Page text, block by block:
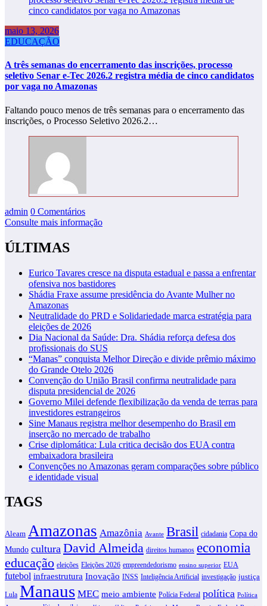
maio 13, 2026
EDUCAÇÃO
A três semanas do encerramento das inscrições, processo
seletivo Senar e-Tec 2026.2 registra média de cinco candidatos
por vaga no Amazonas
Faltando pouco menos de três semanas para o encerramento das
inscrições, o Processo Seletivo 2026.2…
admin 0 Comentários
Consulte mais informação
ÚLTIMAS
Eurico Tavares cresce na disputa estadual e passa a enfrentar
ofensiva nos bastidores
Shádia Fraxe assume presidência do Avante Mulher no
Amazonas
Neutralidade do PRD e Solidariedade marca estratégia para
eleições de 2026
Dia Nacional da Saúde: Dra. Shádia reforça defesa dos
profissionais do SUS
“Manas” conquista Melhor Direção e divide prêmio máximo
do Grande Otelo 2026
Convenção do União Brasil confirma neutralidade para
disputa presidencial de 2026
Governo Milei defende flexibilização da venda de terras para
investidores estrangeiros
Sine Manaus registra melhor desempenho do Brasil em
inserção no mercado de trabalho
Crise diplomática: Lula critica decisão dos EUA contra
embaixadora brasileira
Convenções no Amazonas geram comparações sobre público
e identidade visual
TAGS
Aleam Amazonas Amazônia Avante Brasil cidadania Copa do
Mundo cultura David Almeida direitos humanos economia
educação eleições Eleições 2026 empreendedorismo ensino superior EUA
futebol infraestrutura Inovação INSS Inteligência Artificial investigação justiça
Lula Manaus MEC meio ambiente Polícia Federal política Política